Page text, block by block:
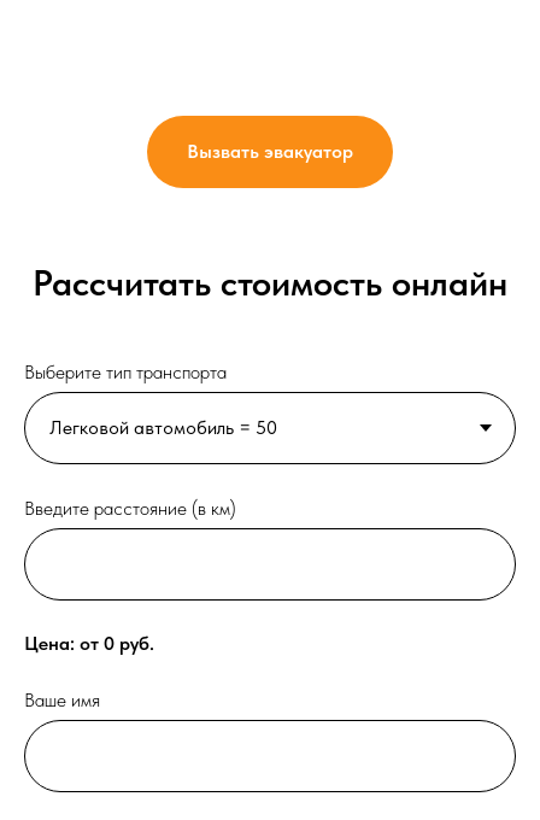
Вызвать эвакуатор
Рассчитать стоимость онлайн
Выберите тип транспорта
Введите расстояние (в км)
Цена: от 0 руб.
Ваше имя